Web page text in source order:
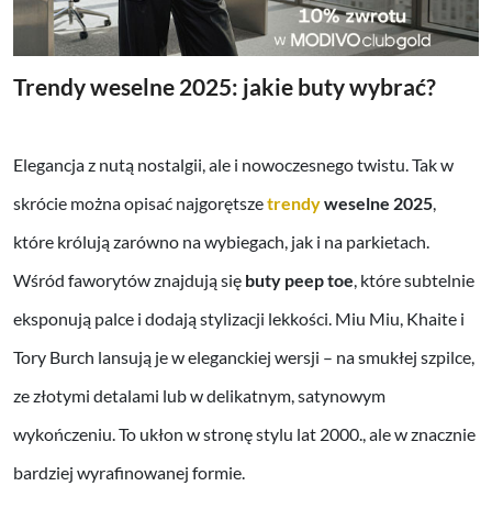
Trendy weselne 2025: jakie buty wybrać?
Elegancja z nutą nostalgii, ale i nowoczesnego twistu. Tak w
skrócie można opisać najgorętszetrendyweselne 2025
które królują zarówno na wybiegach, jak i na parkietach.
Wśród faworytów znajdują się buty peep toe , które subtelnie
eksponują palce i dodają stylizacji lekkości. Miu Miu, Khaite i
Tory Burch lansują je w eleganckiej wersji – na smukłej szpilce,
ze złotymi detalami lub w delikatnym, satynowym
wykończeniu. To ukłon w stronę stylu lat 2000., ale w znacznie
bardziej wyrafinowanej formie.